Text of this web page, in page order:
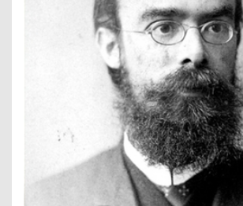
JOGOSULTSÁGOK
IGAZGATÁSI, SZOLGÁLTATÁSI DÍJAK
SZABÁLYZATOK
MŰKÖDÉSI DOKUMENTUMOK